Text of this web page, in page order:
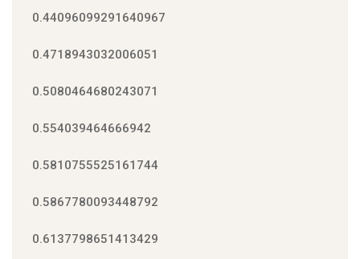
0.44096099291640967
0.4718943032006051
0.5080464680243071
0.554039464666942
0.5810755525161744
0.5867780093448792
0.6137798651413429